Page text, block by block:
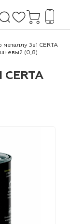
металлу 3в1 CERTA
(0,8)